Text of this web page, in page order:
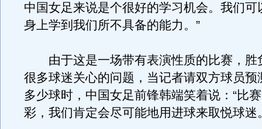
中国女足来说是个很好的学习机会。我们可
身上学到我们所不具备的能力。”
由于这是一场带有表演性质的比赛，胜
很多球迷关心的问题，当记者请双方球员预
多少球时，中国女足前锋韩端笑着说：“比
彩，我们肯定会尽可能地用进球来取悦球迷